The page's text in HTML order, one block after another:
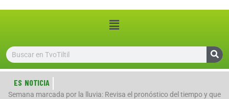
ES NOTICIA
Semana marcada por la lluvia: Revisa el pronóstico del tiempo y que